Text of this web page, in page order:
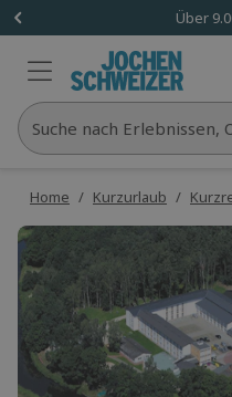
Über
Suche nach Erlebnissen,
Home / Kurzurlaub /